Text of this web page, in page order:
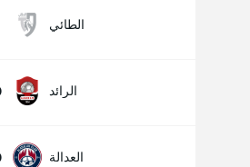
الطائي
الرائد
العدالة